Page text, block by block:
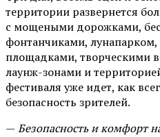
территории развернется
с мощеными дорожками,
фонтанчиками,
площадками, творческими
лаунж-зонами и
фестиваля уже идет, как
безопасность зрителей.
— Безопасность и комфорт